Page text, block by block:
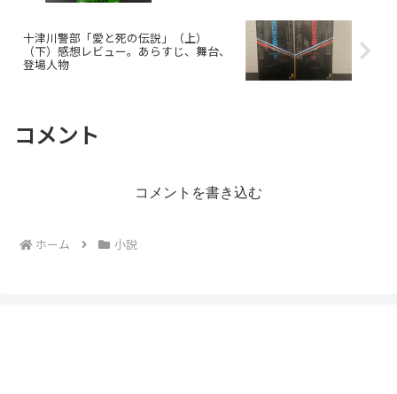
十津川警部「愛と死の伝説」（上）
（下）感想レビュー。あらすじ、舞台、
登場人物
コメント
コメントを書き込む
ホーム 小説